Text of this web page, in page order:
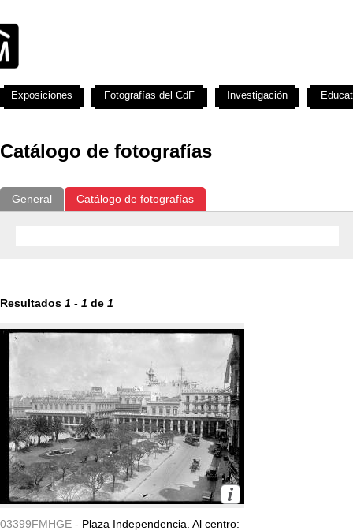
Catálogo de fotografías
General Catálogo de fotografías
Resultados 1 - 1 de 1
03399FMHGE - Plaza Independencia. Al centro:
Exposiciones Fotografías del CdF Investigación